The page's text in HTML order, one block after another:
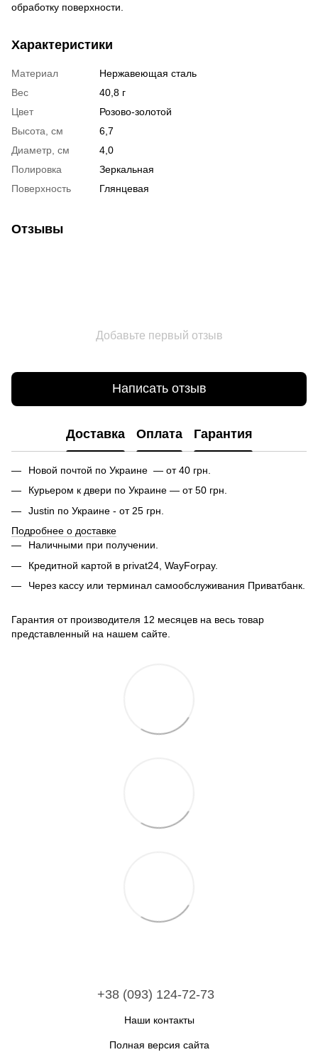
обработку поверхности.
Характеристики
Материал
Нержавеющая сталь
Вес
40,8 г
Цвет
Розово-золотой
Высота, см
6,7
Диаметр, см
4,0
Полировка
Зеркальная
Поверхность
Глянцевая
Отзывы
Добавьте первый отзыв
Написать отзыв
Доставка Оплата Гарантия
Новой почтой по Украине — от 40 грн.
Курьером к двери по Украине — от 50 грн.
Justin по Украине - от 25 грн.
Подробнее о доставке
Наличными при получении.
Кредитной картой в privat24, WayForpay.
Через кассу или терминал самообслуживания Приватбанк.
Гарантия от производителя 12 месяцев на весь товар
представленный на нашем сайте.
+38 (093) 124-72-73
Наши контакты
Полная версия сайта